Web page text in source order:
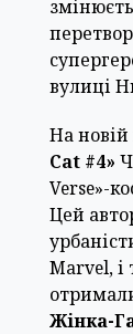
вулиці
На новій
Cat #4»
Verse»-
Цей
Marvel, і
Жінка-